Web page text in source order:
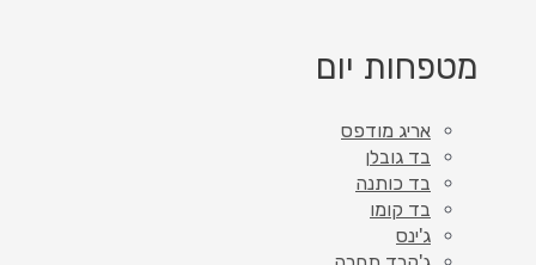
מטפחות יום
אריג מודפס
בד גובלן
בד כותנה
בד קומו
ג'ינס